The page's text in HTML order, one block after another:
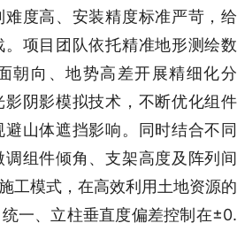
度高、安装精度标准严苛，给
项目团队依托精准地形测绘数
朝向、地势高差开展精细化分
阴影模拟技术，不断优化组件
山体遮挡影响。同时结合不同
组件倾角、支架高度及阵列间
工模式，在高效利用土地资源的
一、立柱垂直度偏差控制在±0.